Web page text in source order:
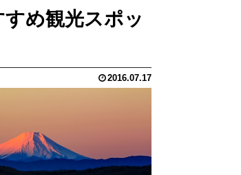
め観光スポッ
2016.07.17